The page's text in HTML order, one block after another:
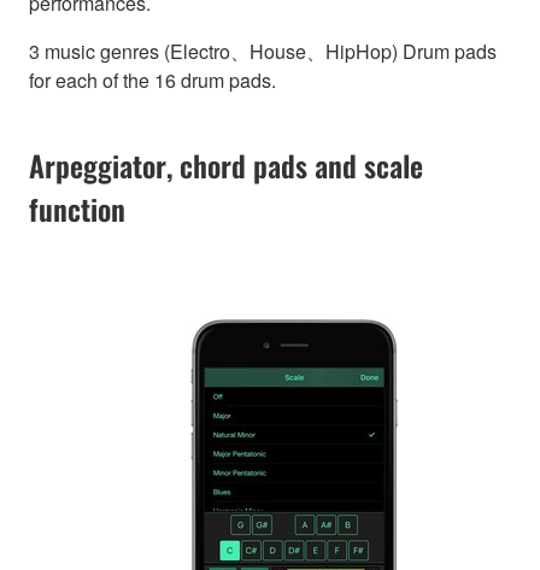
3 music genres (Electro、House、HipHop) Drum pads
for each of the 16 drum pads.
Arpeggiator, chord pads and scale
function